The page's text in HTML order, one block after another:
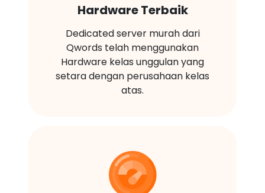
Hardware Terbaik
Dedicated server murah dari
Qwords telah menggunakan
Hardware kelas unggulan yang
setara dengan perusahaan kelas
atas.